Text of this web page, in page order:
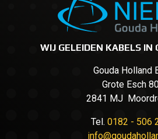
WIJ GELEIDEN KABELS IN
Gouda Holland
Grote Esch
2841 MJ
Tel. 0182 - 506